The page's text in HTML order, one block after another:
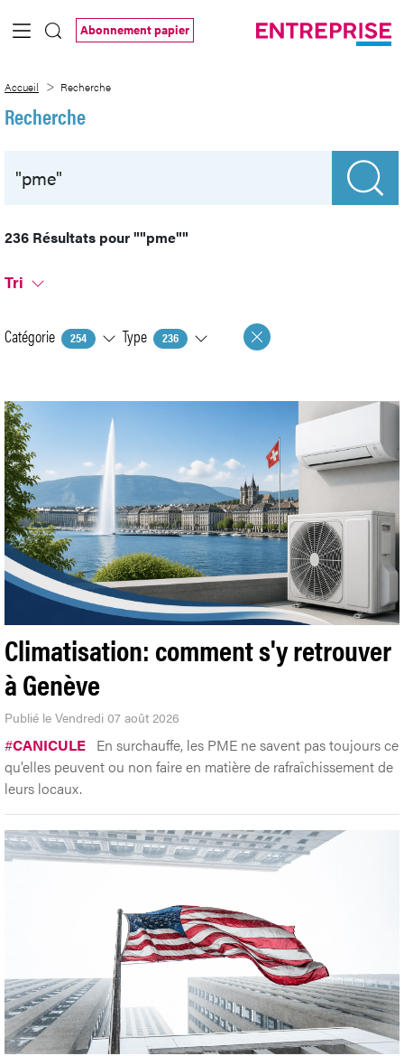
Saut au contenu principal
Abonnement papier
Accueil Recherche
Recherche
236 Résultats pour""pme""
Tri
Catégorie 254 Type 236
Climatisation: comment s'y retrouver
à Genève
Publié le Vendredi 07 août 2026
#CANICULE En surchauffe, les PME ne savent pas toujours ce
qu’elles peuvent ou non faire en matière de rafraîchissement de
leurs locaux.